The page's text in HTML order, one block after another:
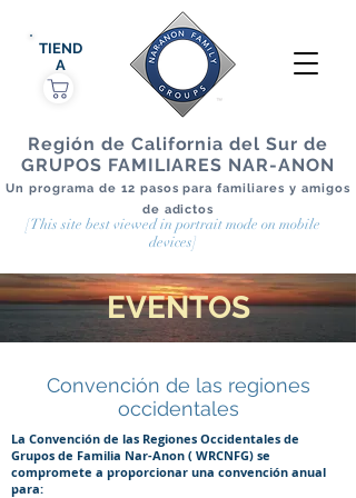
Región de California del Sur de
GRUPOS FAMILIARES NAR-ANON
Un programa de 12 pasos para familiares y amigos
de adictos
TIEND
A
[This site best viewed in portrait mode on mobile
devices]
EVENTOS
Convención de las regiones
occidentales
La Convención de las Regiones Occidentales de
Grupos de Familia Nar-Anon ( WRCNFG) se
compromete a proporcionar una convención anual
para: